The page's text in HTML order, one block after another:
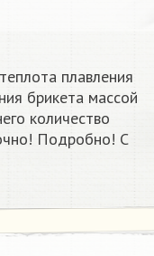
плавления
брикета массой
количество
Подробно! С